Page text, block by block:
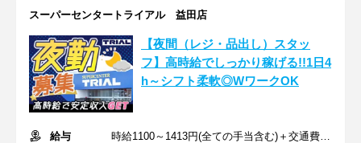
スーパーセンタートライアル 益田店
【夜間（レジ・品出し）スタッ
フ】高時給でしっかり稼げる!!1日4
h～シフト柔軟◎WワークOK
給与
時給1100～1413円(全ての手当含む)＋交通費(月3万円まで)